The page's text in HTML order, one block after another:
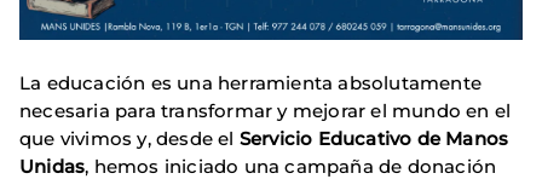
La educación es una herramienta absolutamente
necesaria para transformar y mejorar el mundo en el
que vivimos y, desde el Servicio Educativo de Manos
Unidas, hemos iniciado una campaña de donación